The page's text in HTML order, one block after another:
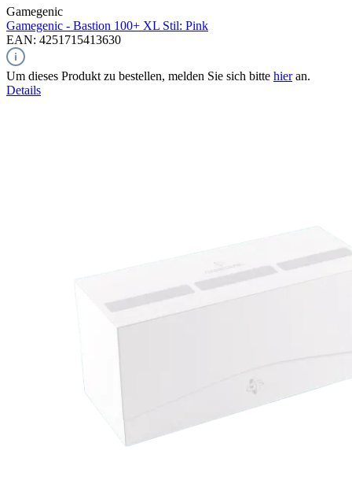
Gamegenic
Gamegenic - Bastion 100+ XL Stil: Pink
EAN: 4251715413630
Um dieses Produkt zu bestellen, melden Sie sich bitte hieran.
Details